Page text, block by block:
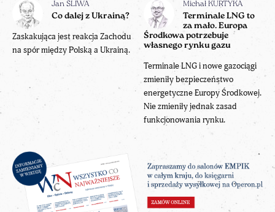
Jan ŚLIWA
Co dalej z Ukrainą?
Zaskakująca jest reakcja Zachodu
na spór między Polską a Ukrainą.
Michał KURTYKA
Terminale LNG to
za mało. Europa
Środkowa potrzebuje
własnego rynku gazu
Terminale LNG i nowe gazociągi
zmieniły bezpieczeństwo
energetyczne Europy Środkowej.
Nie zmieniły jednak zasad
funkcjonowania rynku.